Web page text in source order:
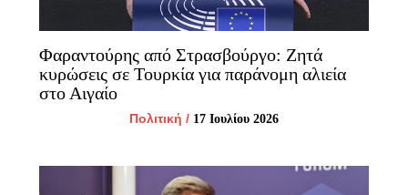
Φαραντούρης από Στρασβούργο: Ζητά
κυρώσεις σε Τουρκία για παράνομη αλιεία
στο Αιγαίο
Πολιτική / 17 Ιουλίου 2026